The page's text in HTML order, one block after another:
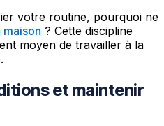
votre routine, pourquoi ne
maison ? Cette discipline
moyen de travailler à la
et maintenir